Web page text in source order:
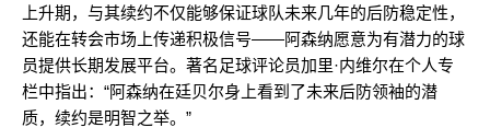
上升期，与其续约不仅能够保证球队未来几年的后防稳定性，
还能在转会市场上传递积极信号——阿森纳愿意为有潜力的球
员提供长期发展平台。著名足球评论员加里·内维尔在个人专
栏中指出：“阿森纳在廷贝尔身上看到了未来后防领袖的潜
质，续约是明智之举。”